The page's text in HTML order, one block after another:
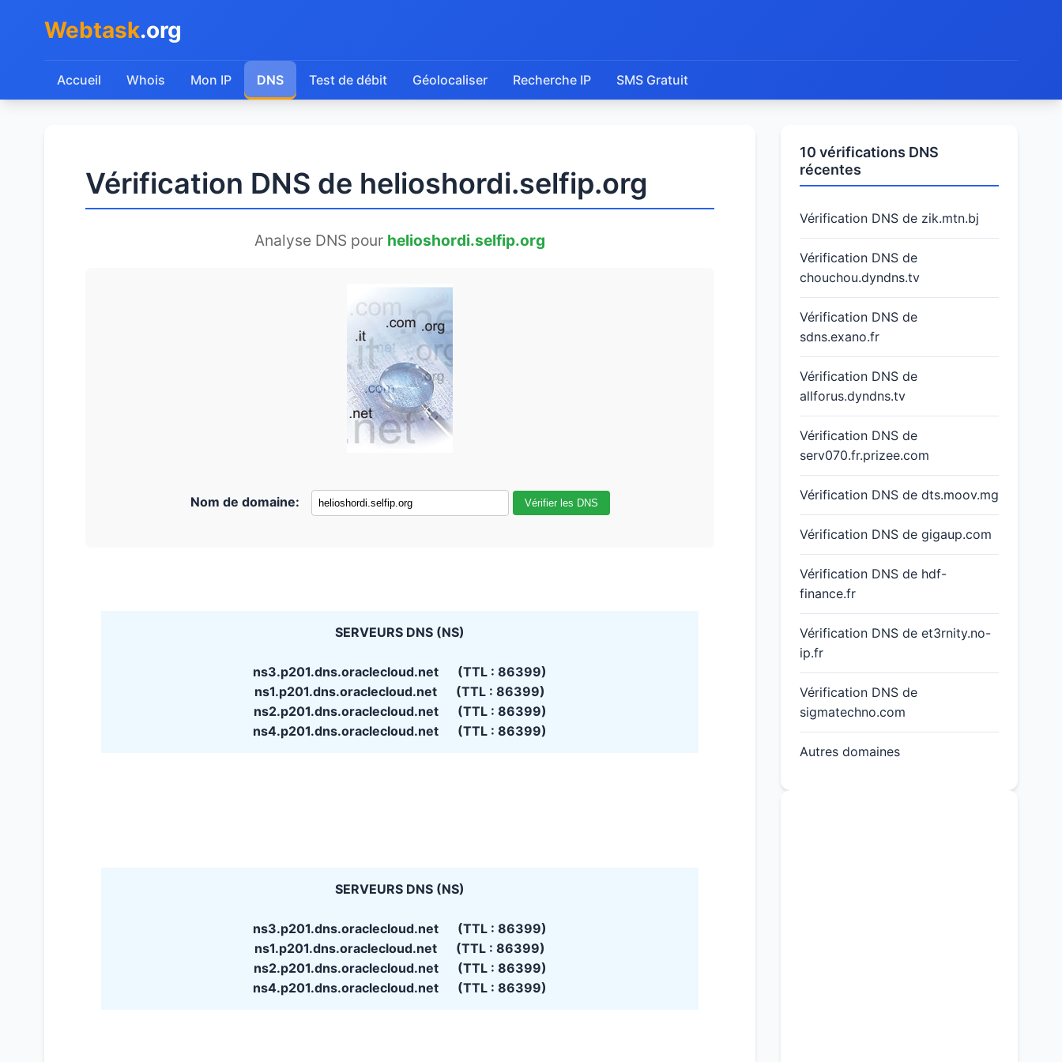
Webtask.org
Accueil Whois Mon IP DNS Test de débit Géolocaliser Recherche IP SMS Gratuit
Vérification DNS de helioshordi.selfip.org
Analyse DNS pour helioshordi.selfip.org
Nom de domaine: Vérifier les DNS
SERVEURS DNS (NS)
ns3.p201.dns.oraclecloud.net (TTL : 86399)
ns1.p201.dns.oraclecloud.net (TTL : 86399)
ns2.p201.dns.oraclecloud.net (TTL : 86399)
ns4.p201.dns.oraclecloud.net (TTL : 86399)
SERVEURS DNS (NS)
ns3.p201.dns.oraclecloud.net (TTL : 86399)
ns1.p201.dns.oraclecloud.net (TTL : 86399)
ns2.p201.dns.oraclecloud.net (TTL : 86399)
ns4.p201.dns.oraclecloud.net (TTL : 86399)
10 vérifications DNS
récentes
Vérification DNS de zik.mtn.bj
Vérification DNS de
chouchou.dyndns.tv
Vérification DNS de
sdns.exano.fr
Vérification DNS de
allforus.dyndns.tv
Vérification DNS de
serv070.fr.prizee.com
Vérification DNS de dts.moov.mg
Vérification DNS de gigaup.com
Vérification DNS de hdf-
finance.fr
Vérification DNS de et3rnity.no-
ip.fr
Vérification DNS de
sigmatechno.com
Autres domaines